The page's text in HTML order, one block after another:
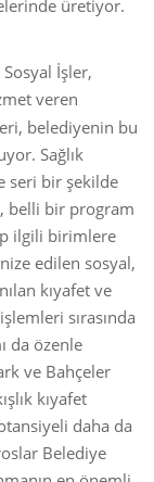
üretiyor.
İşler,
veren
belediyenin bu
Sağlık
seri bir şekilde
belli bir program
ilgili birimlere
edilen sosyal,
kıyafet ve
sırasında
da özenle
ve Bahçeler
kıyafet
daha da
Belediye